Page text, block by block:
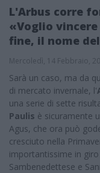
L'Arbus corre
«Voglio
fine, il nome
Mercoledì, 14 Febbraio,
Sarà un caso, ma da
di mercato invernale, l'
una serie di sette
Paulis è sicuramente
Agus, che ora può
cresciuto nella
importantissime in
Sambenedettese e